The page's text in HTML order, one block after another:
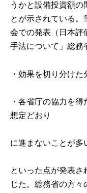
うかと設備投資額の
とが示されている。
会での発表（日本評
手法について」総務
・効果を切り分けた
・各省庁の協力を
想定どおり
に進まないことが多
といった点が発表
じた。総務省の方